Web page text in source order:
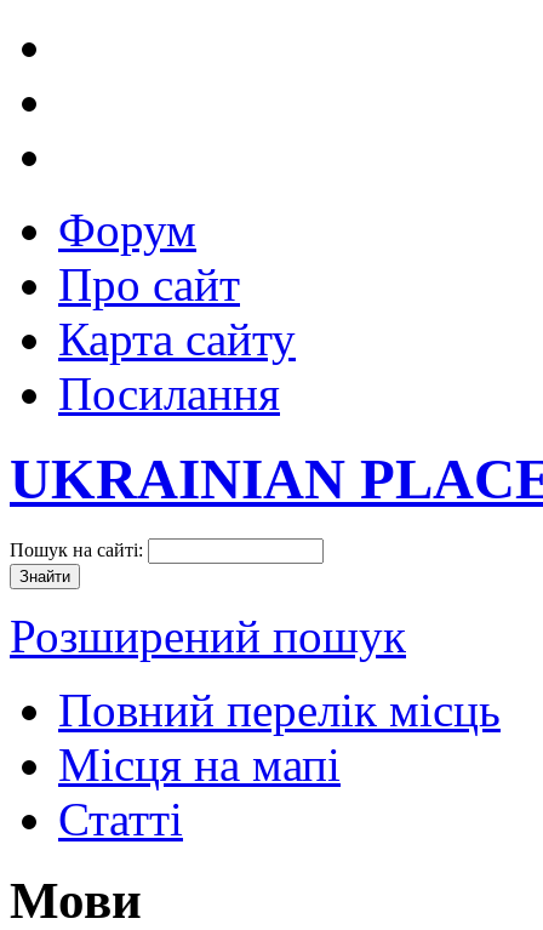
Форум
Про сайт
Карта сайту
Посилання
UKRAINIAN
Пошук на сайті:
Розширений пошук
Повний перелік місць
Місця на мапі
Статті
Мови